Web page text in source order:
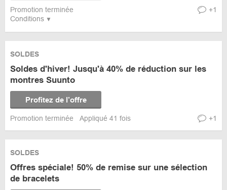
Conditions
Promotion terminée +1
SOLDES
Soldes d'hiver! Jusqu'à 40% de réduction sur les
montres Suunto
Profitez de l’offre
Promotion terminée Appliqué 41 fois +1
SOLDES
Offres spéciale! 50% de remise sur une sélection
de bracelets